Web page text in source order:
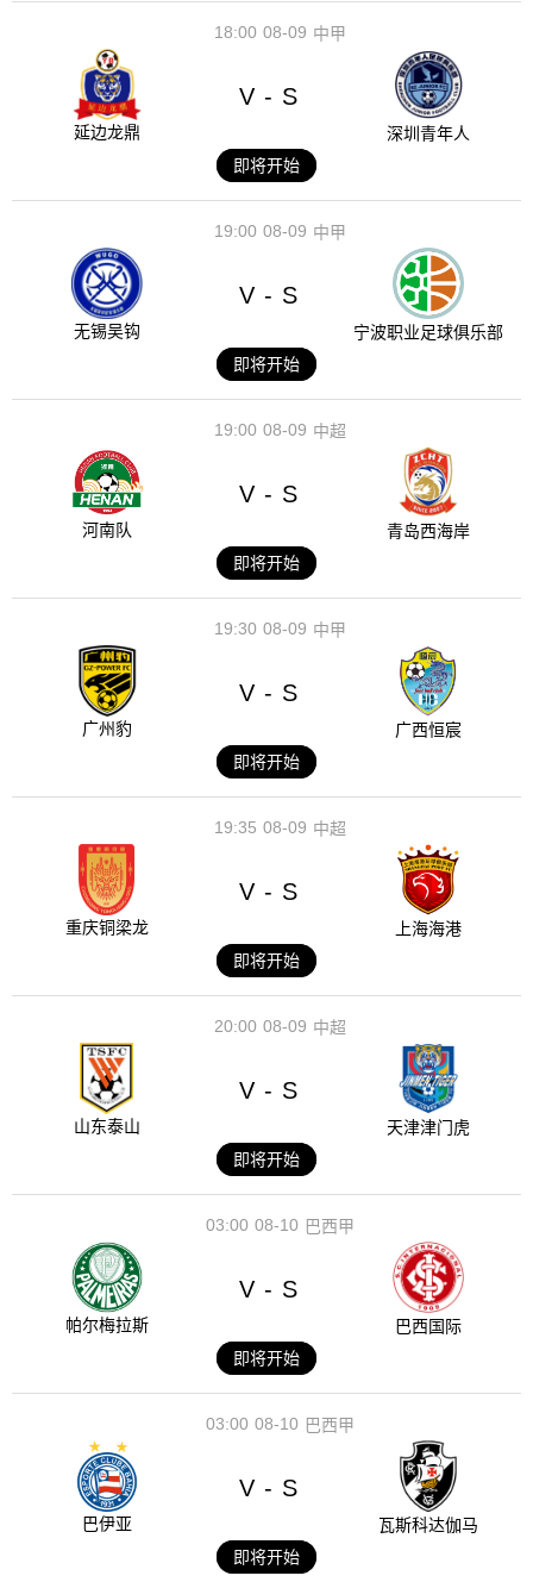
08-09
18:00 中甲
延边龙鼎
V - S
深圳青年人
即将开始
08-09
19:00 中甲
无锡吴钩
V - S
宁波职业足球俱乐部
即将开始
08-09
19:00 中超
河南队
V - S
青岛西海岸
即将开始
08-09
19:30 中甲
广州豹
V - S
广西恒宸
即将开始
08-09
19:35 中超
重庆铜梁龙
V - S
上海海港
即将开始
08-09
20:00 中超
山东泰山
V - S
天津津门虎
即将开始
08-10
03:00 巴西甲
帕尔梅拉斯
V - S
巴西国际
即将开始
08-10
03:00 巴西甲
巴伊亚
V - S
瓦斯科达伽马
即将开始